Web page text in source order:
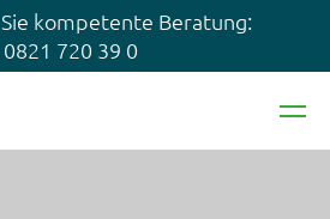
kompetente Beratung:
0821 720 39 0